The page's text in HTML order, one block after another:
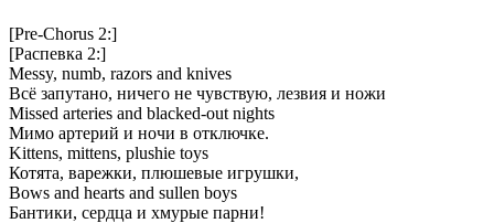
[Pre-Chorus 2:]
[Распевка 2:]
Messy, numb, razors and knives
Всё запутано, ничего не чувствую, лезвия и ножи
Missed arteries and blacked-out nights
Мимо артерий и ночи в отключке.
Kittens, mittens, plushie toys
Котята, варежки, плюшевые игрушки,
Bows and hearts and sullen boys
Бантики, сердца и хмурые парни!